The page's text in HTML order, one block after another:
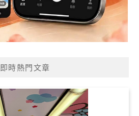
即時熱門文章